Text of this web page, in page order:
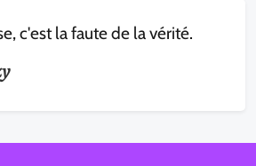
c'est la faute de la vérité.